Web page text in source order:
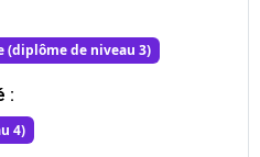
(diplôme de niveau 3)
:
4)